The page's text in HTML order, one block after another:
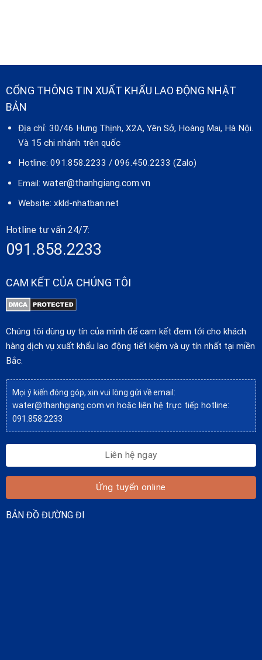
CỔNG THÔNG TIN XUẤT KHẨU LAO ĐỘNG NHẬT
BẢN
Địa chỉ: 30/46 Hưng Thịnh, X2A, Yên Sở, Hoàng Mai, Hà Nội.
Và 15 chi nhánh trên quốc
Hotline: 091.858.2233 / 096.450.2233 (Zalo)
Email: water@thanhgiang.com.vn
Website: xkld-nhatban.net
Hotline tư vấn 24/7:
091.858.2233
CAM KẾT CỦA CHÚNG TÔI
Chúng tôi dùng uy tín của mình để cam kết đem tới cho khách
hàng dịch vụ xuất khẩu lao động tiết kiệm và uy tín nhất tại miền
Bắc.
Mọi ý kiến đóng góp, xin vui lòng gửi về email:
water@thanhgiang.com.vn hoặc liên hệ trực tiếp hotline:
091.858.2233
Liên hệ ngay
Ứng tuyển online
BẢN ĐỒ ĐƯỜNG ĐI